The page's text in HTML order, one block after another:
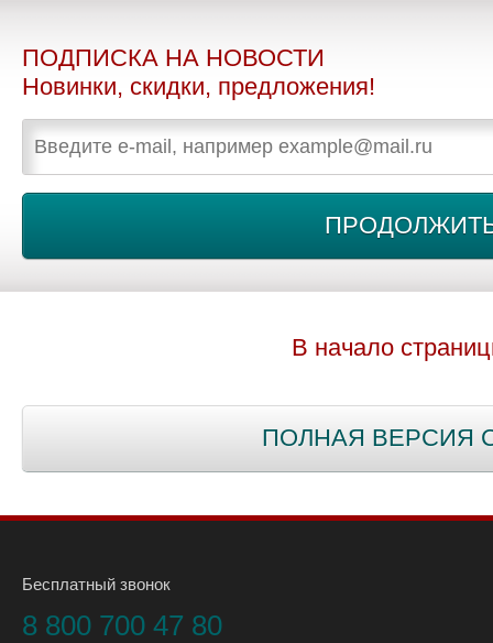
ПОДПИСКА НА НОВОСТИ
Новинки, скидки, предложения!
В начало
ПОЛНАЯ ВЕРСИЯ
Бесплатный звонок
8 800 700 47 80